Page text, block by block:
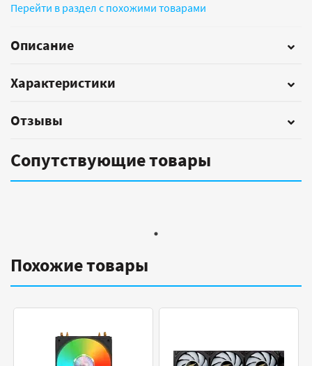
Перейти в раздел с похожими товарами
Описание
Характеристики
Отзывы
Сопутствующие товары
Похожие товары